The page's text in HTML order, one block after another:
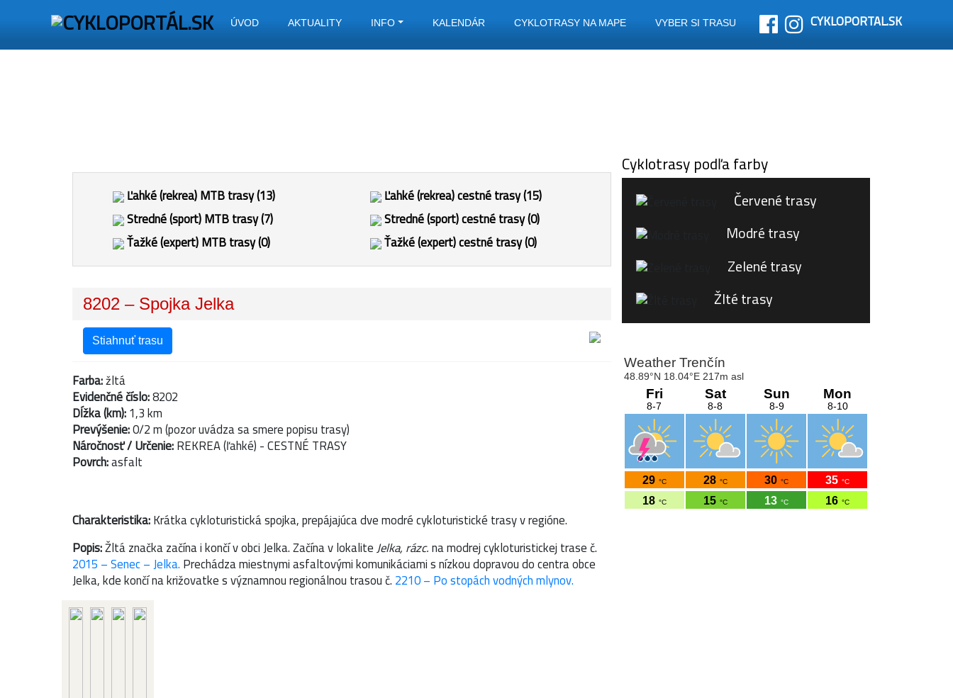
ÚVOD AKTUALITY INFO KALENDÁR CYKLOTRASY NA MAPE VYBER SI TRASU CYKLOPORTAL.SK
Ľahké (rekrea) MTB trasy (13)
Stredné (sport) MTB trasy (7)
Ťažké (expert) MTB trasy (0)
Ľahké (rekrea) cestné trasy (15)
Stredné (sport) cestné trasy (0)
Ťažké (expert) cestné trasy (0)
8202 – Spojka Jelka
Stiahnuť trasu
Farba:žltá
Evidenčné číslo:8202
Dĺžka (km):1,3 km
Prevýšenie:0/2 m (pozor uvádza sa smere popisu trasy)
Náročnosť / Určenie:REKREA (ľahké) - CESTNÉ TRASY
Povrch:asfalt
Charakteristika:Krátka cykloturistická spojka, prepájajúca dve modré cykloturistické trasy v regióne.
Popis:Žltá značka začína i končí v obci Jelka. Začína v lokaliteJelka, rázc.na modrej cykloturistickej trase č.
2015 – Senec – Jelka.Prechádza miestnymi asfaltovými komunikáciami s nízkou dopravou do centra obce
Jelka, kde končí na križovatke s významnou regionálnou trasou č.2210 – Po stopách vodných mlynov.
Cyklotrasy podľa farby
Červené trasy
Modré trasy
Zelené trasy
Žlté trasy